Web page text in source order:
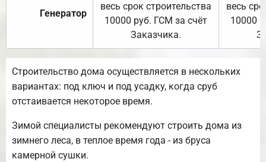
Генератор
весь срок строительства
10000 руб. ГСМ за счёт
Заказчика.
весь
10000
Строительство дома осуществляется в нескольких
вариантах: под ключ и под усадку, когда сруб
отстаивается некоторое время.
Зимой специалисты рекомендуют строить дома из
зимнего леса, в теплое время года - из бруса
камерной сушки.